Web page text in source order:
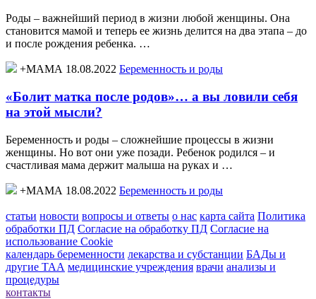
Роды – важнейший период в жизни любой женщины. Она
становится мамой и теперь ее жизнь делится на два этапа – до
и после рождения ребенка. …
+МАМА 18.08.2022 Беременность и роды
«Болит матка после родов»… а вы ловили себя
на этой мысли?
Беременность и роды – сложнейшие процессы в жизни
женщины. Но вот они уже позади. Ребенок родился – и
счастливая мама держит малыша на руках и …
+МАМА 18.08.2022 Беременность и роды
статьи новости вопросы и ответы о нас карта сайта Политика
обработки ПД Согласие на обработку ПД Согласие на
использование Cookie
календарь беременности лекарства и субстанции БАДы и
другие ТАА медицинские учреждения врачи анализы и
процедуры
контакты